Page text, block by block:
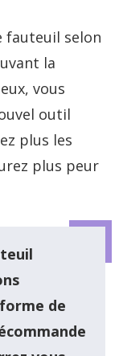
fauteuil selon
la
vous
outil
plus les
plus peur
de